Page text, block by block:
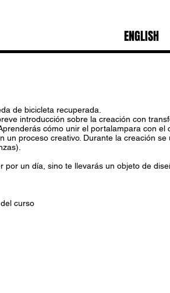
ENGLISH
de bicicleta recuperada.
introducción sobre la creación con
cómo unir el portalampara con el
un proceso creativo. Durante la creación se
por un día, sino te llevarás un objeto de
curso